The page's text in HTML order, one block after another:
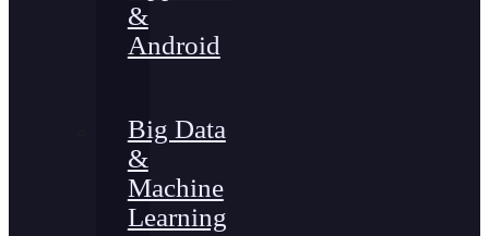
&
Android
Big Data
&
Machine
Learning